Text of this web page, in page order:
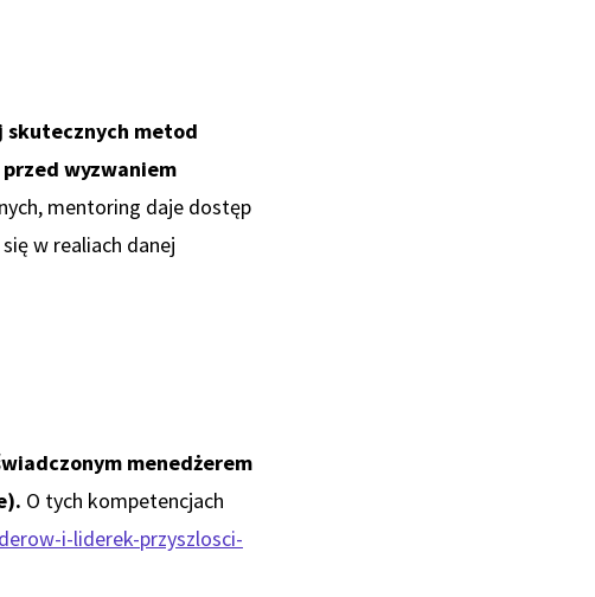
skutecznych metod
wyzwaniem
mentoring daje dostęp
w realiach danej
menedżerem
O tych kompetencjach
i-liderek-przyszlosci-